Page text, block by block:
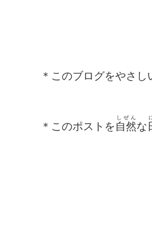
＊このブログをやさし
＊このポストを 自然
しぜん
な